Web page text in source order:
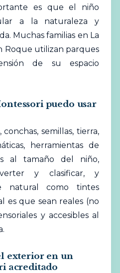
es que el niño
a la naturaleza y
Muchas familias en La
Roque utilizan parques
de su espacio
puedo usar
conchas, semillas, tierra,
herramientas de
al tamaño del niño,
y clasificar, y
natural como tintes
es que sean reales (no
y accesibles al
exterior en un
acreditado